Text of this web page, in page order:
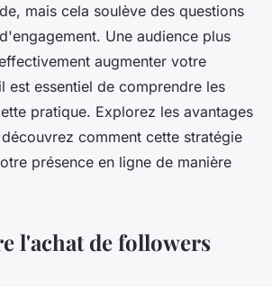
mais cela soulève des questions
Une audience plus
augmenter votre
est essentiel de comprendre les
pratique. Explorez les avantages
comment cette stratégie
présence en ligne de manière
l'achat de followers